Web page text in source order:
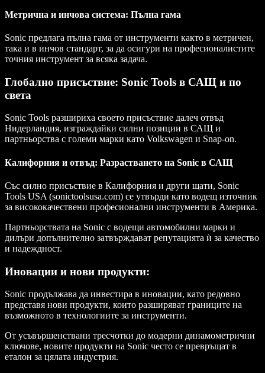
Метрична и инчова система: Пълна гама
Sonic предлага пълна гама от инструменти както в метричен,
така и в инчов стандарт, за да осигури на професионалистите
точния инструмент за всяка задача.
Глобално присъствие: Sonic Tools в САЩ и по
света
Sonic Tools разшириха своето присъствие далеч отвъд
Нидерландия, изграждайки силни позиции в САЩ и
партньорства с големи марки като Volkswagen и Snap-on.
Калифорния и отвъд: Разрастването на Sonic в САЩ
Със силно присъствие в Калифорния и други щати, Sonic
Tools USA (sonictoolsusa.com) се утвърди като водещ източник
за висококачествени професионални инструменти в Америка.
Партньорствата на Sonic с водещи автомобилни марки и
дилъри допълнително затвърждават репутацията ѝ за качество
и надеждност.
Иновации и нови продукти:
Sonic продължава да инвестира в иновации, като редовно
представя нови продукти, които разширяват границите на
възможното в технологиите за инструменти.
От усъвършенствани тресчотки до модерни динамометрични
ключове, новите продукти на Sonic често се превръщат в
еталон за цялата индустрия.